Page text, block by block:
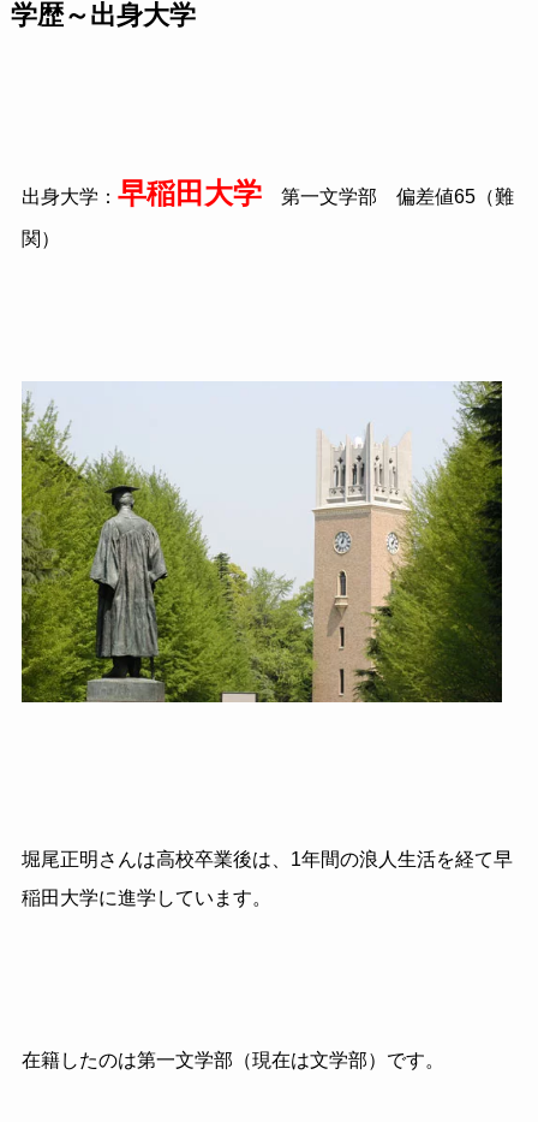
学歴～出身大学
出身大学： 早稲田大学第一文学部 偏差値65（難
関）
堀尾正明さんは高校卒業後は、 1年間の浪人生活を経て早
稲田大学に進学しています。
在籍したのは第一文学部（現在は文学部）です。